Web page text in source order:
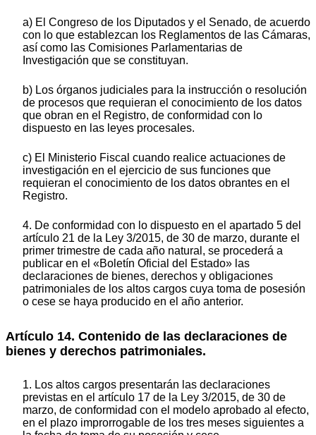
a) El Congreso de los Diputados y el Senado, de acuerdo
con lo que establezcan los Reglamentos de las Cámaras,
así como las Comisiones Parlamentarias de
Investigación que se constituyan.
b) Los órganos judiciales para la instrucción o resolución
de procesos que requieran el conocimiento de los datos
que obran en el Registro, de conformidad con lo
dispuesto en las leyes procesales.
c) El Ministerio Fiscal cuando realice actuaciones de
investigación en el ejercicio de sus funciones que
requieran el conocimiento de los datos obrantes en el
Registro.
4. De conformidad con lo dispuesto en el apartado 5 del
artículo 21 de la Ley 3/2015, de 30 de marzo, durante el
primer trimestre de cada año natural, se procederá a
publicar en el «Boletín Oficial del Estado» las
declaraciones de bienes, derechos y obligaciones
patrimoniales de los altos cargos cuya toma de posesión
o cese se haya producido en el año anterior.
Artículo 14. Contenido de las declaraciones de
bienes y derechos patrimoniales.
1. Los altos cargos presentarán las declaraciones
previstas en el artículo 17 de la Ley 3/2015, de 30 de
marzo, de conformidad con el modelo aprobado al efecto,
en el plazo improrrogable de los tres meses siguientes a